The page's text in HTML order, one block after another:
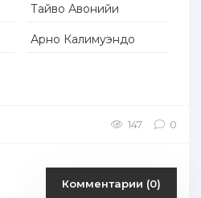
Тайво Авонийи
Арно Калимуэндо
147 0
Комментарии (0)